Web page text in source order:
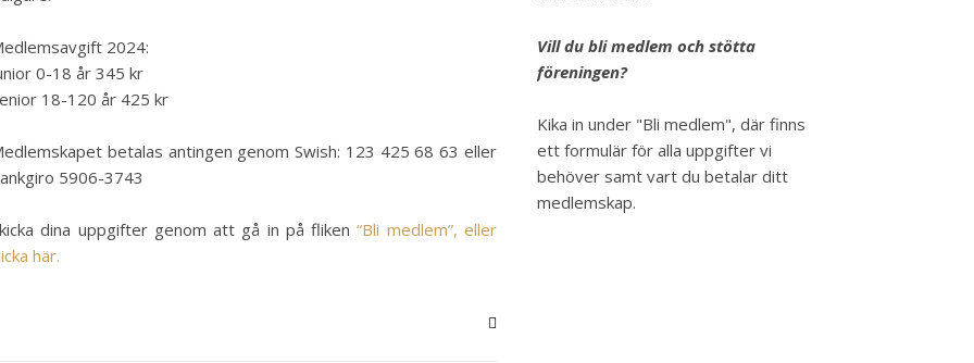
2024:
0-18 år 345 kr
18-120 år 425 kr
betalas antingen genom Swish: 123 425 68 63 eller
5906-3743
dina uppgifter genom att gå in på fliken“Bli medlem”, eller
här.
Vill du bli medlem och stötta
föreningen?
Kika in under "Bli medlem", där finns
ett formulär för alla uppgifter vi
behöver samt vart du betalar ditt
medlemskap.